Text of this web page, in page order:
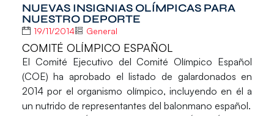
NUEVAS INSIGNIAS OLÍMPICAS PARA
NUESTRO DEPORTE
19/11/2014 General
COMITÉ OLÍMPICO ESPAÑOL
El Comité Ejecutivo del Comité Olímpico Español
(COE) ha aprobado el listado de galardonados en
2014 por el organismo olímpico, incluyendo en él a
un nutrido de representantes del balonmano español.